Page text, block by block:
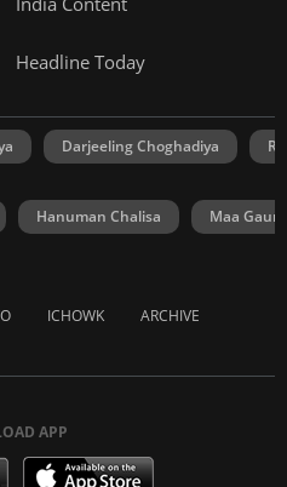
Headline Today
Darjeeling Choghadiya
Hanuman Chalisa Maa Gauri
ICHOWK ARCHIVE
APP